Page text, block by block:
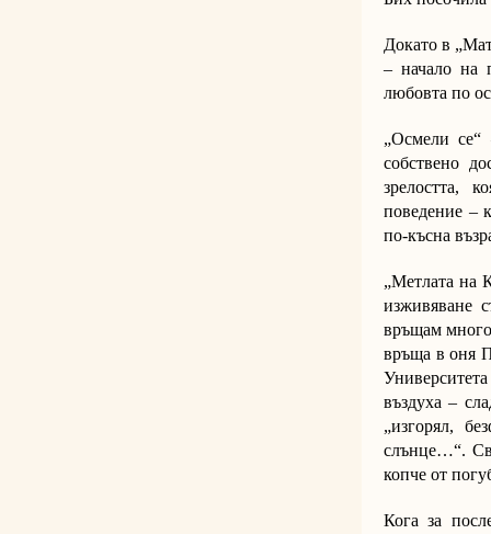
Докато в
– начало на
любовта по
„Осмели се“
собствено
зрелостта,
поведение –
по-късна
„Метлата на
изживяване
връщам
връща в оня
въздуха –
„изгорял,
слънце…“.
копче от
Кога за